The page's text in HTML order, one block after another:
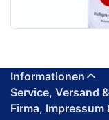
Informationen
Service, Versand
Firma,